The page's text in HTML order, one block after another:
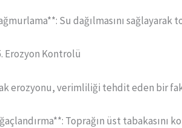
Su dağılmasını sağlayarak
Erozyon Kontrolü
erozyonu, verimliliği tehdit eden bir
Toprağın üst tabakasını